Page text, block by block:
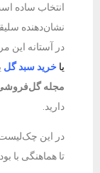
انتخاب ساده
نشان‌دهنده
در آستانه این
یا خریدسبد گل
مجله
دارید.
تا هماهنگی با